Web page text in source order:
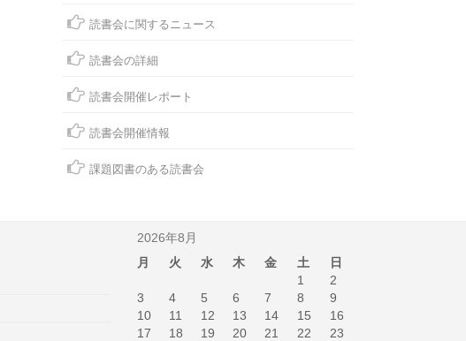
読書会に関するニュース
読書会の詳細
読書会開催レポート
読書会開催情報
課題図書のある読書会
2026年8月
月
火 水 木 金 土
日
1
2
3
4 5 6 7 8
9
10
11 12 13 14 15
16
17
18 19 20 21 22
23